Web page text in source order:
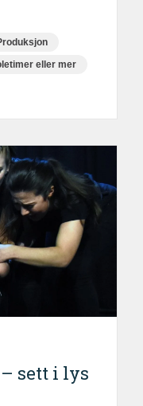
eller mer
sett i lys